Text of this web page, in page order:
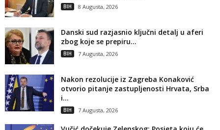
BIH 8 Augusta, 2026
Danski sud razjasnio ključni detalj u aferi
zbog koje se prepiru...
BIH 7 Augusta, 2026
Nakon rezolucije iz Zagreba Konaković
otvorio pitanje zastupljenosti Hrvata, Srba
i...
BIH 7 Augusta, 2026